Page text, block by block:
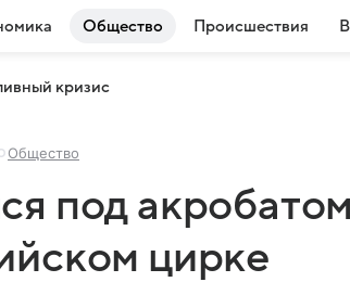
Общество Происшествия
кризис
Общество
под
цирке